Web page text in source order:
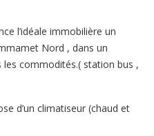
l’idéale immobilière un
Nord , dans un
commodités.( station bus ,
d’un climatiseur (chaud et